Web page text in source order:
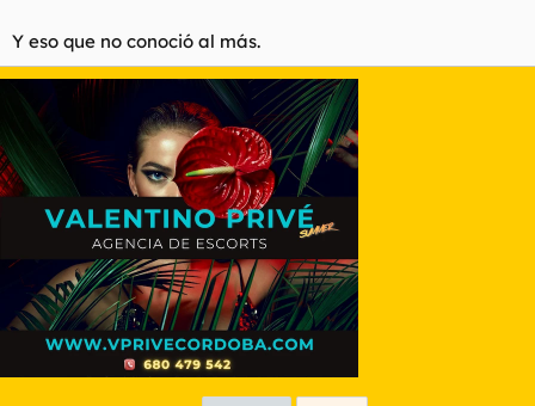
Y eso que no conoció al más.